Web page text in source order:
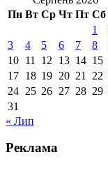
Пн Вт Ср Чт Пт Сб
1
3
4 5 6 7 8
10 11 12 13 14 15
17 18 19 20 21 22
24 25 26 27 28 29
31
« Лип
Реклама